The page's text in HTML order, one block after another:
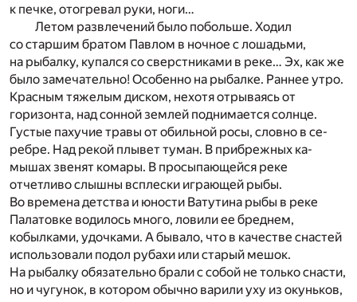
к печке, отогревал руки, ноги…
Летом развлечений было побольше. Ходил
со старшим братом Павлом в ночное с лошадьми,
на рыбалку, купался со сверстниками в реке… Эх, как же
было замечательно! Особенно на рыбалке. Раннее утро.
Красным тяжелым дис­ком, нехотя отрываясь от
горизонта, над сонной зем­лей поднимается солнце.
Густые пахучие травы от обильной росы, словно в се­
ребре. Над рекой плывет туман. В прибрежных ка­
мышах звенят комары. В просыпающейся реке
отчетливо слышны всплески играющей рыбы.
Во времена детства и юности Ватутина рыбы в реке
Палатовке водилось много, ловили ее бреднем,
кобылками, удочками. А бывало, что в качестве снастей
использовали подол рубахи или старый мешок.
На рыбалку обязательно брали с собой не только снасти,
но и чугунок, в котором обычно варили уху из окуньков,